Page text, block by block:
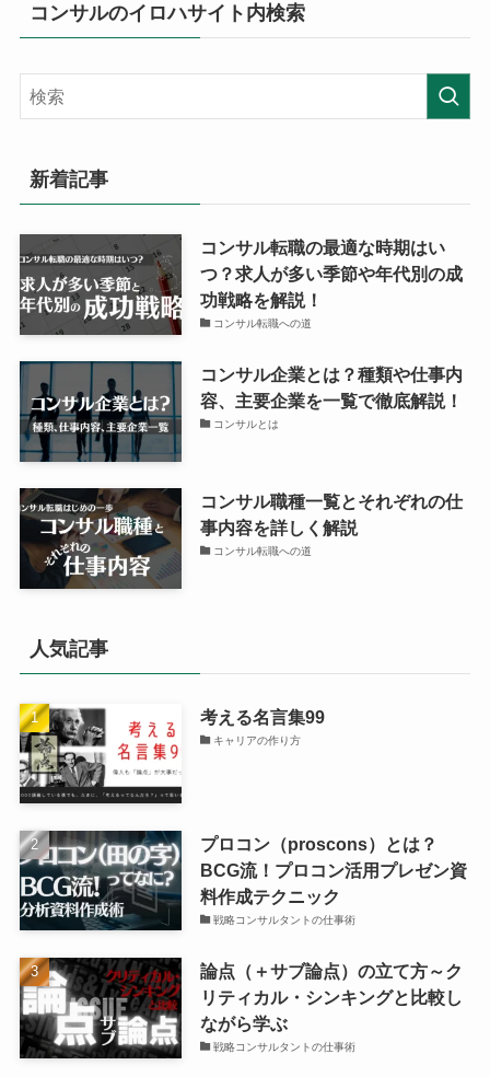
コンサルのイロハサイト内検索
新着記事
コンサル転職の最適な時期はい
つ？求人が多い季節や年代別の成
功戦略を解説！
コンサル転職への道
コンサル企業とは？種類や仕事内
容、主要企業を一覧で徹底解説！
コンサルとは
コンサル職種一覧とそれぞれの仕
事内容を詳しく解説
コンサル転職への道
人気記事
考える名言集99
キャリアの作り方
プロコン（proscons）とは？
BCG流！プロコン活用プレゼン資
料作成テクニック
戦略コンサルタントの仕事術
論点（＋サブ論点）の立て方～ク
リティカル・シンキングと比較し
ながら学ぶ
戦略コンサルタントの仕事術